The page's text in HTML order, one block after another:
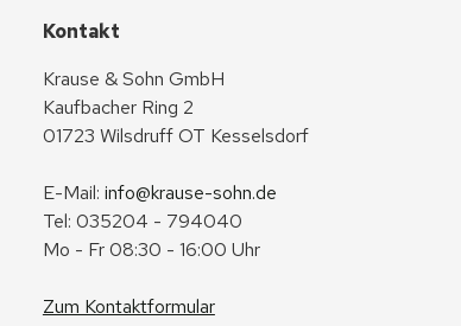
Kontakt
Krause & Sohn GmbH
Kaufbacher Ring 2
01723 Wilsdruff OT Kesselsdorf
E-Mail: info@krause-sohn.de
Tel: 035204 - 794040
Mo - Fr 08:30 - 16:00 Uhr
Zum Kontaktformular